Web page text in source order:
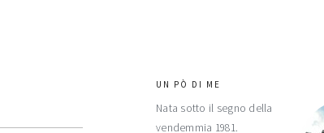
barra
laterale
UN PÒ DI ME
Nata sotto il segno della
vendemmia 1981.